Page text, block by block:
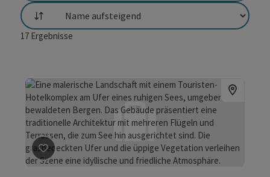
Sortierung
17 Ergebnisse
Beitrag merken: Auszeit im Riverresort